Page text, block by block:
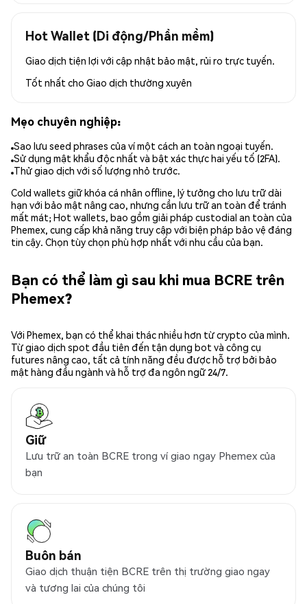
Hot Wallet (Di động/Phần mềm)
Giao dịch tiện lợi với cập nhật bảo mật, rủi ro trực tuyến.
Tốt nhất cho Giao dịch thường xuyên
Mẹo chuyên nghiệp:
Sao lưu seed phrases của ví một cách an toàn ngoại tuyến.
Sử dụng mật khẩu độc nhất và bật xác thực hai yếu tố (2FA).
Thử giao dịch với số lượng nhỏ trước.
Cold wallets giữ khóa cá nhân offline, lý tưởng cho lưu trữ dài
hạn với bảo mật nâng cao, nhưng cần lưu trữ an toàn để tránh
mất mát; Hot wallets, bao gồm giải pháp custodial an toàn của
Phemex, cung cấp khả năng truy cập với biện pháp bảo vệ đáng
tin cậy. Chọn tùy chọn phù hợp nhất với nhu cầu của bạn.
Bạn có thể làm gì sau khi mua BCRE trên
Phemex?
Với Phemex, bạn có thể khai thác nhiều hơn từ crypto của mình.
Từ giao dịch spot đầu tiên đến tận dụng bot và công cụ
futures nâng cao, tất cả tính năng đều được hỗ trợ bởi bảo
mật hàng đầu ngành và hỗ trợ đa ngôn ngữ 24/7.
Giữ
Lưu trữ an toàn BCRE trong ví giao ngay Phemex của
bạn
Buôn bán
Giao dịch thuận tiện BCRE trên thị trường giao ngay
và tương lai của chúng tôi